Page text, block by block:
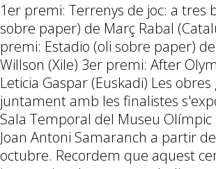
1er premi: Terrenys de joc: a tres
sobre paper) de Març Rabal
premi: Estadio (oli sobre paper)
Willson (Xile) 3er premi: After
Leticia Gaspar (Euskadi) Les
juntament amb les finalistes
Sala Temporal del Museu Olímpic
Joan Antoni Samaranch a partir
octubre. Recordem que aquest